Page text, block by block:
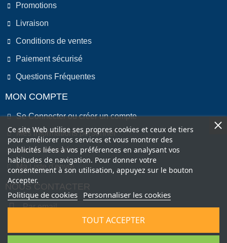
Promotions
Livraison
Conditions de ventes
Paiement sécurisé
Questions Fréquentes
MON COMPTE
Se Connecter ou créer un compte
Mes informations personnel
Mes commandes
Ma Liste d'envie
NOUS CONTACTER
Par email
Ce site Web utilise ses propres cookies et ceux de tiers
pour améliorer nos services et vous montrer des
publicités liées à vos préférences en analysant vos
habitudes de navigation. Pour donner votre
consentement à son utilisation, appuyez sur le bouton
Accepter.
Politique de cookies Personnaliser les cookies
TOUT ACCEPTER